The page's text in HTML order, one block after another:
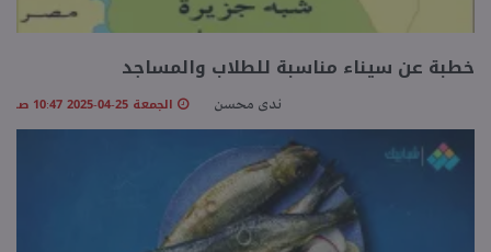
خطبة عن سيناء مناسبة للطلاب والمساجد
ندى محسن الجمعة 25-04-2025 10:47 صـ